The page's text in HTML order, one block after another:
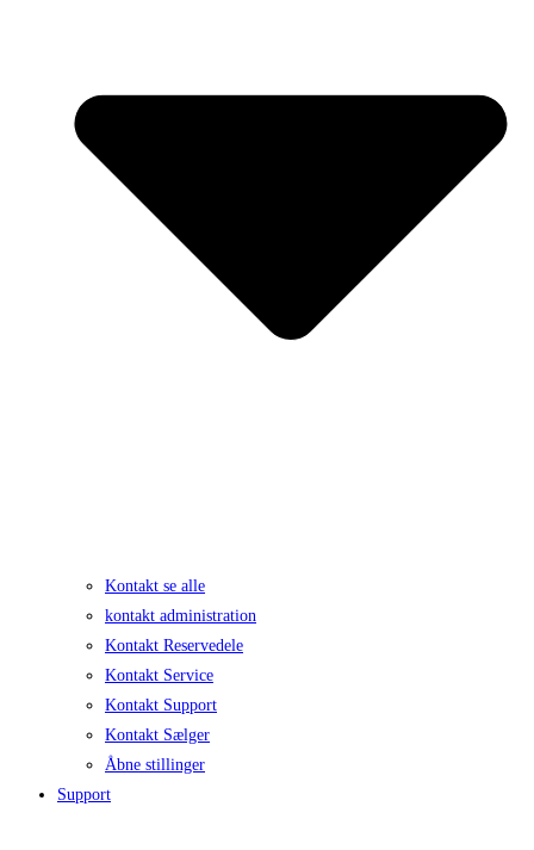
Kontakt se alle
kontakt administration
Kontakt Reservedele
Kontakt Service
Kontakt Support
Kontakt Sælger
Åbne stillinger
Support